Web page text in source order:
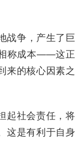
战争，产生了巨
称成本——这正
来的核心因素之
起社会责任，将
这是有利于自身